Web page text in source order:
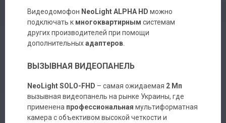
Видеодомофон NeoLight ALPHA HD можно
подключать к многоквартирным системам
других производителей при помощи
дополнительныхадаптеров
ВЫЗЫВНАЯ ВИДЕОПАНЕЛЬ
NeoLight SOLO-FHD – самая ожидаемая 2 Мп
вызывная видеопанель на рынке Украины, где
применена профессиональная мультиформатная
камера с объективом высокой четкости и